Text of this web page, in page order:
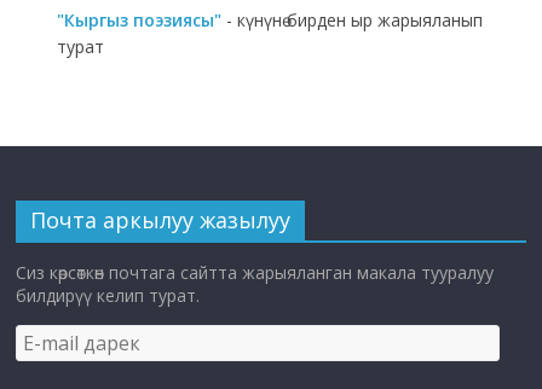
"Кыргыз поэзиясы" - күнүнө бирден ыр жарыяланып
турат
Почта аркылуу жазылуу
Сиз көрсөткөн почтага сайтта жарыяланган макала тууралуу
билдирүү келип турат.
E-
mail